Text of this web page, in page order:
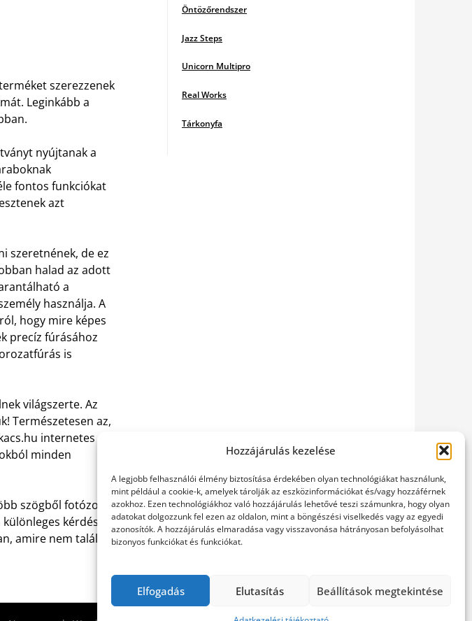
Hozzájárulás kezelése
A legjobb felhasználói élmény biztosítása érdekében olyan technológiákat használunk,
mint például a cookie-k, amelyek tárolják az eszközinformációkat és/vagy hozzáférnek
azokhoz. Ezen technológiákhoz való hozzájárulás lehetővé teszi számunkra, hogy olyan
adatokat dolgozzunk fel ezen az oldalon, mint a böngészési viselkedés vagy az egyedi
azonosítók. A hozzájárulás elmaradása vagy visszavonása hátrányosan befolyásolhat
bizonyos funkciókat és funkciókat.
Elfogadás Elutasítás Beállítások megtekintése
szerezzenek
Leginkább a
nyújtanak a
fontos funkciókat
azt
szeretnének, de ez
halad az adott
a
használja. A
hogy mire képes
precíz fúrásához
is
világszerte. Az
Természetesen az,
internetes
minden
szögből fotózott
kérdése
amire nem találja a
Öntözőrendszer
Jazz Steps
Unicorn Multipro
Real Works
Tárkonyfa